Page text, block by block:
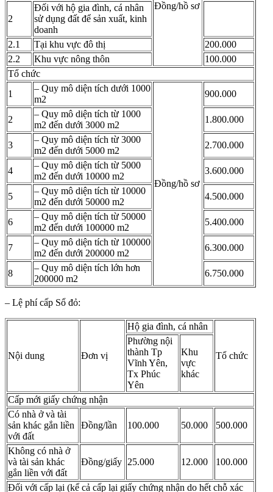
Đồng/hồ sơ
2
Đối với hộ gia đình, cá nhân
sử dụng đất để sản xuất, kinh
doanh
2.1
Tại khu vực đô thị
200.000
2.2
Khu vực nông thôn
100.000
Tổ chức
1
– Quy mô diện tích dưới 1000
m2
Đồng/hồ sơ
900.000
2
– Quy mô diện tích từ 1000
m2 đến dưới 3000 m2
1.800.000
3
– Quy mô diện tích từ 3000
m2 đến dưới 5000 m2
2.700.000
4
– Quy mô diện tích từ 5000
m2 đến dưới 10000 m2
3.600.000
5
– Quy mô diện tích từ 10000
m2 đến dưới 50000 m2
4.500.000
6
– Quy mô diện tích từ 50000
m2 đến dưới 100000 m2
5.400.000
7
– Quy mô diện tích từ 100000
m2 đến dưới 200000 m2
6.300.000
8
– Quy mô diện tích lớn hơn
200000 m2
6.750.000
– Lệ phí cấp Sổ đỏ:
Nội dung Đơn vị
Hộ gia đình, cá nhân
Tổ chức
Phường nội
thành Tp
Vĩnh Yên,
Tx Phúc
Yên
Khu
vực
khác
Cấp mới giấy chứng nhận
Có nhà ở và tài
sản khác gắn liền
với đất
Đồng/lần 100.000 50.000 500.000
Không có nhà ở
và tài sản khác
gắn liền với đất
Đồng/giấy 25.000 12.000 100.000
Đối với cấp lại (kể cả cấp lại giấy chứng nhận do hết chỗ xác